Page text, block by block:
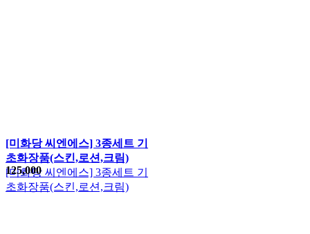
[미화당 씨엔에스] 3종세트 기
초화장품(스킨,로션,크림)
[미화당 씨엔에스] 3종세트 기
초화장품(스킨,로션,크림)
125,000